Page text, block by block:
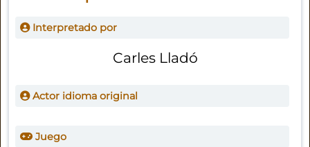
Interpretado por
Carles Lladó
Actor idioma original
Juego